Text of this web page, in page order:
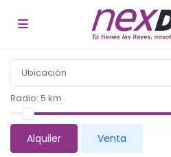
Radio:5 km
Alquiler Venta